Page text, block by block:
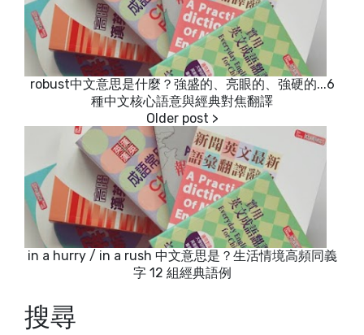
robust中文意思是什麼？強盛的、亮眼的、強硬的...6
種中文核心語意與經典對焦翻譯
in a hurry / in a rush 中文意思是？生活情境高頻同義
字 12 組經典語例
搜尋